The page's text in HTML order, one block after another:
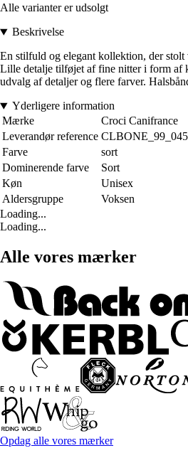
Alle varianter er udsolgt
Beskrivelse
En stilfuld og elegant kollektion, der stolt
Lille detalje tilføjet af fine nitter i form af
udvalg af detaljer og flere farver.
Yderligere information
Mærke
Croci Canifrance
Leverandør reference CLBONE_99_045
Farve
sort
Dominerende farve
Sort
Køn
Unisex
Aldersgruppe
Voksen
Loading...
Loading...
Alle vores mærker
Opdag alle vores mærker